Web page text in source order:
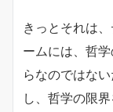
きっとそれは
ームには、哲
らなのではな
し、哲学の限